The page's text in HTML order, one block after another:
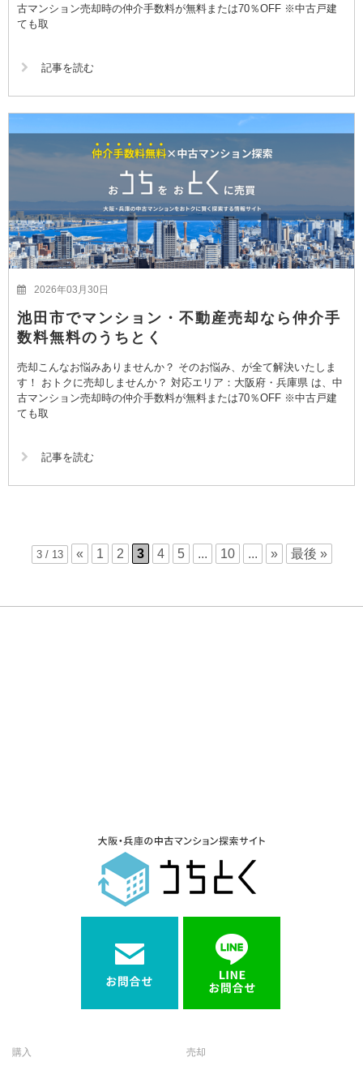
古マンション売却時の仲介手数料が無料または70％OFF ※中古戸建
ても取
記事を読む
2026年03月30日
池田市でマンション・不動産売却なら仲介手
数料無料のうちとく
売却こんなお悩みありませんか？ そのお悩み、が全て解決いたしま
す！ おトクに売却しませんか？ 対応エリア：大阪府・兵庫県 は、中
古マンション売却時の仲介手数料が無料または70％OFF ※中古戸建
ても取
記事を読む
3 / 13 « 1 2 3 4 5 ... 10 ... » 最後 »
購入 売却